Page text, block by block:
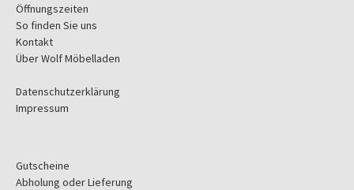
Öffnungszeiten
So finden Sie uns
Kontakt
Über Wolf Möbelladen
Datenschutzerklärung
Impressum
Gutscheine
Abholung oder Lieferung